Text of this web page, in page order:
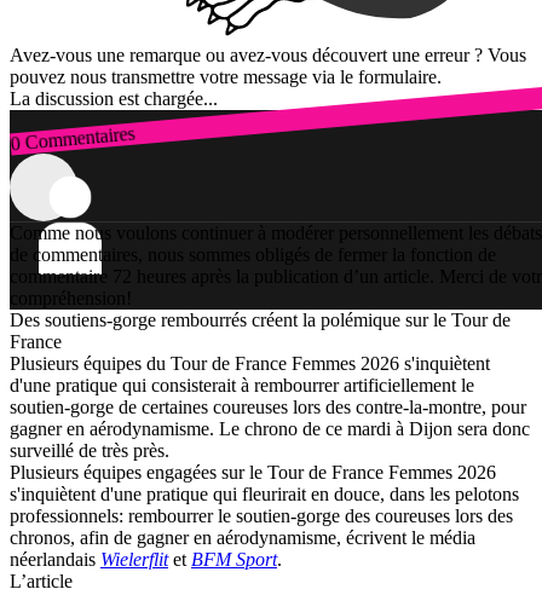
Avez-vous une remarque ou avez-vous découvert une erreur ? Vous
pouvez nous transmettre votre message via le formulaire.
La discussion est chargée...
0 Commentaires
Connexion
Comme nous voulons continuer à modérer personnellement les débats
de commentaires, nous sommes obligés de fermer la fonction de
commentaire 72 heures après la publication d’un article. Merci de
compréhension!
Des soutiens-gorge rembourrés créent la polémique sur le Tour de
France
Plusieurs équipes du Tour de France Femmes 2026 s'inquiètent
d'une pratique qui consisterait à rembourrer artificiellement le
soutien-gorge de certaines coureuses lors des contre-la-montre, pour
gagner en aérodynamisme. Le chrono de ce mardi à Dijon sera donc
surveillé de très près.
Plusieurs équipes engagées sur le Tour de France Femmes 2026
s'inquiètent d'une pratique qui fleurirait en douce, dans les pelotons
professionnels: rembourrer le soutien-gorge des coureuses lors des
chronos, afin de gagner en aérodynamisme, écrivent le média
néerlandais Wielerflitet BFM Sport.
L’article